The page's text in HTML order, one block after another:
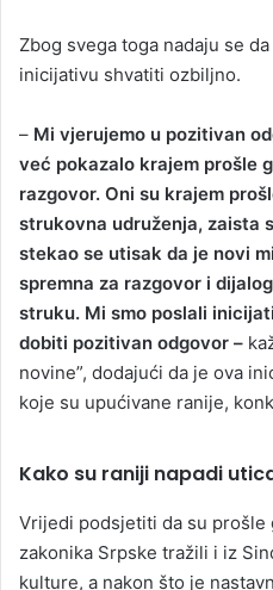
Zbog svega toga nadaju se
inicijativu shvatiti ozbiljno.
– Mi vjerujemo u pozitivan
već pokazalo krajem prošle
razgovor. Oni su krajem
strukovna udruženja, zaista
stekao se utisak da je novi
spremna za razgovor i
struku. Mi smo poslali
dobiti pozitivan odgovor –
novine”, dodajući da je ova
koje su upućivane ranije,
Kako su raniji napadi
Vrijedi podsjetiti da su
zakonika Srpske tražili i iz
kulture, a nakon što je